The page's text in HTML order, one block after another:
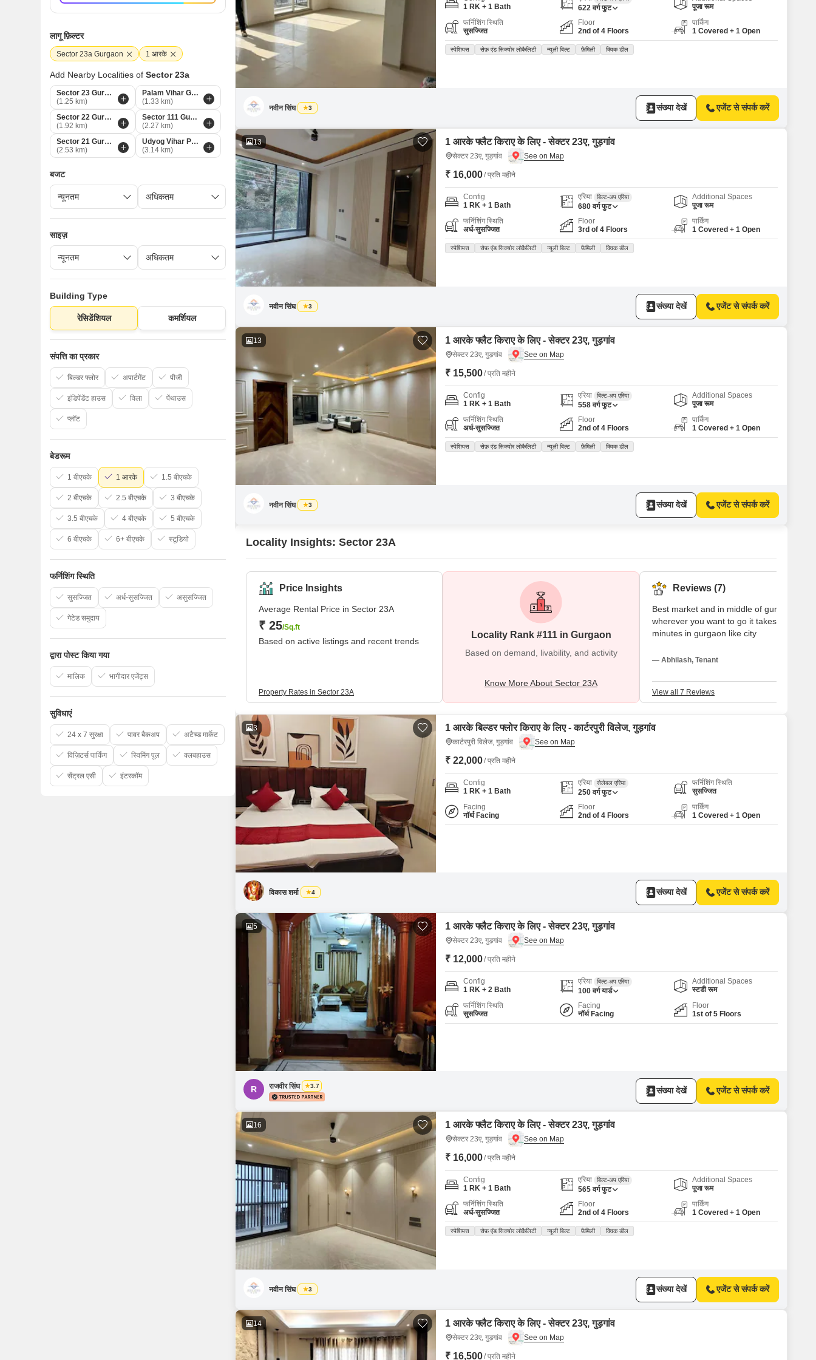
False Ceiling Design
TV Unit Design
Kitchen Tiles Design
Kitchen False Ceiling Design
Crockery Unit Design
Study Room Design
Mortgage Partnerships1 RK + 1 Bath
622 वर्ग फुट
पूजा रूम
फर्निशिंग स्थिति
सुसज्जित
Floor
2nd of 4 Floors
पार्किंग
1 Covered + 1 Open
स्पेशियस सेफ़ एंड सिक्योर लोकैलिटी न्यूली बिल्ट फ़ैमिली क्विक डील
नवीन सिंघ 3 संख्या देखें एजेंट से संपर्क करें
13 1 आरके फ्लैट किराए के लिए - सेक्टर 23ए, गुड़गांव
सेक्टर 23ए, गुड़गांव
₹ 16,000/ प्रति महीने
Config
1 RK + 1 Bath
एरिया बिल्ट-अप एरिया
680 वर्ग फुट
Additional Spaces
पूजा रूम
फर्निशिंग स्थिति
अर्ध-सुसज्जित
Floor
3rd of 4 Floors
पार्किंग
1 Covered + 1 Open
स्पेशियस सेफ़ एंड सिक्योर लोकैलिटी न्यूली बिल्ट फ़ैमिली क्विक डील
नवीन सिंघ 3 संख्या देखें एजेंट से संपर्क करें
13 1 आरके फ्लैट किराए के लिए - सेक्टर 23ए, गुड़गांव
सेक्टर 23ए, गुड़गांव
₹ 15,500/ प्रति महीने
Config
1 RK + 1 Bath
एरिया बिल्ट-अप एरिया
558 वर्ग फुट
Additional Spaces
पूजा रूम
फर्निशिंग स्थिति
अर्ध-सुसज्जित
Floor
2nd of 4 Floors
पार्किंग
1 Covered + 1 Open
स्पेशियस सेफ़ एंड सिक्योर लोकैलिटी न्यूली बिल्ट फ़ैमिली क्विक डील
नवीन सिंघ 3 संख्या देखें एजेंट से संपर्क करें
Locality Insights: Sector 23A
Price Insights
Average Rental Price in Sector 23A
₹ 25/Sq.ft
Based on active listings and recent trends
Property Rates in Sector 23A
Locality Rank #111 in Gurgaon
Based on demand, livability, and activity
Know More About Sector 23A
Reviews (7)
Best market and in middle of gurgaon
wherever you want to go it takes 15 to
minutes in gurgaon like city
— Abhilash, Tenant
View all 7 Reviews
3 1 आरके बिल्डर फ्लोर किराए के लिए - कार्टरपुरी विलेज, गुड़गांव
कार्टरपुरी विलेज, गुड़गांव
₹ 22,000/ प्रति महीने
Config
1 RK + 1 Bath
एरिया सेलेबल एरिया
250 वर्ग फुट
फर्निशिंग स्थिति
सुसज्जित
Facing
नॉर्थ Facing
Floor
2nd of 4 Floors
पार्किंग
1 Covered + 1 Open
विकास शर्मा 4 संख्या देखें एजेंट से संपर्क करें
5 1 आरके फ्लैट किराए के लिए - सेक्टर 23ए, गुड़गांव
सेक्टर 23ए, गुड़गांव
₹ 12,000/ प्रति महीने
Config
1 RK + 2 Bath
एरिया बिल्ट-अप एरिया
100 वर्ग यार्ड
Additional Spaces
स्टडी रूम
फर्निशिंग स्थिति
सुसज्जित
Facing
नॉर्थ Facing
Floor
1st of 5 Floors
R राजवीर सिंघ 3.7 संख्या देखें एजेंट से संपर्क करें
16 1 आरके फ्लैट किराए के लिए - सेक्टर 23ए, गुड़गांव
सेक्टर 23ए, गुड़गांव
₹ 16,000/ प्रति महीने
Config
1 RK + 1 Bath
एरिया बिल्ट-अप एरिया
565 वर्ग फुट
Additional Spaces
पूजा रूम
फर्निशिंग स्थिति
अर्ध-सुसज्जित
Floor
2nd of 4 Floors
पार्किंग
1 Covered + 1 Open
स्पेशियस सेफ़ एंड सिक्योर लोकैलिटी न्यूली बिल्ट फ़ैमिली क्विक डील
नवीन सिंघ 3 संख्या देखें एजेंट से संपर्क करें
14 1 आरके फ्लैट किराए के लिए - सेक्टर 23ए, गुड़गांव
सेक्टर 23ए, गुड़गांव
₹ 16,500/ प्रति महीने
लागू फ़िल्टर
Sector 23a Gurgaon 1 आरके
Add Nearby Localities of Sector 23a
Sector 23 Gurgaon
(1.25 km)
Palam Vihar Gurgaon
(1.33 km)
Sector 22 Gurgaon
(1.92 km)
Sector 111 Gurgaon
(2.27 km)
Sector 21 Gurgaon
(2.53 km)
Udyog Vihar Phase 4 Gurgaon
(3.14 km)
बजट
साइज़
Building Type
रेसिडेंशियल कमर्शियल
संपत्ति का प्रकार
बिल्डर फ्लोर अपार्टमेंट पीजी
इंडिपेंडेंट हाउस विला पेंथाउस
प्लॉट
बेडरूम
1 बीएचके 1 आरके 1.5 बीएचके
2 बीएचके 2.5 बीएचके 3 बीएचके
3.5 बीएचके 4 बीएचके 5 बीएचके
6 बीएचके 6+ बीएचके स्टूडियो
फर्निशिंग स्थिति
सुसज्जित अर्ध-सुसज्जित असुसज्जित
गेटेड समुदाय
द्वारा पोस्ट किया गया
मालिक भागीदार एजेंट्स
सुविधाएं
24 x 7 सुरक्षा पावर बैकअप अटैच्ड मार्केट
विज़िटर्स पार्किंग स्विमिंग पूल क्लबहाउस
सेंट्रल एसी इंटरकॉम